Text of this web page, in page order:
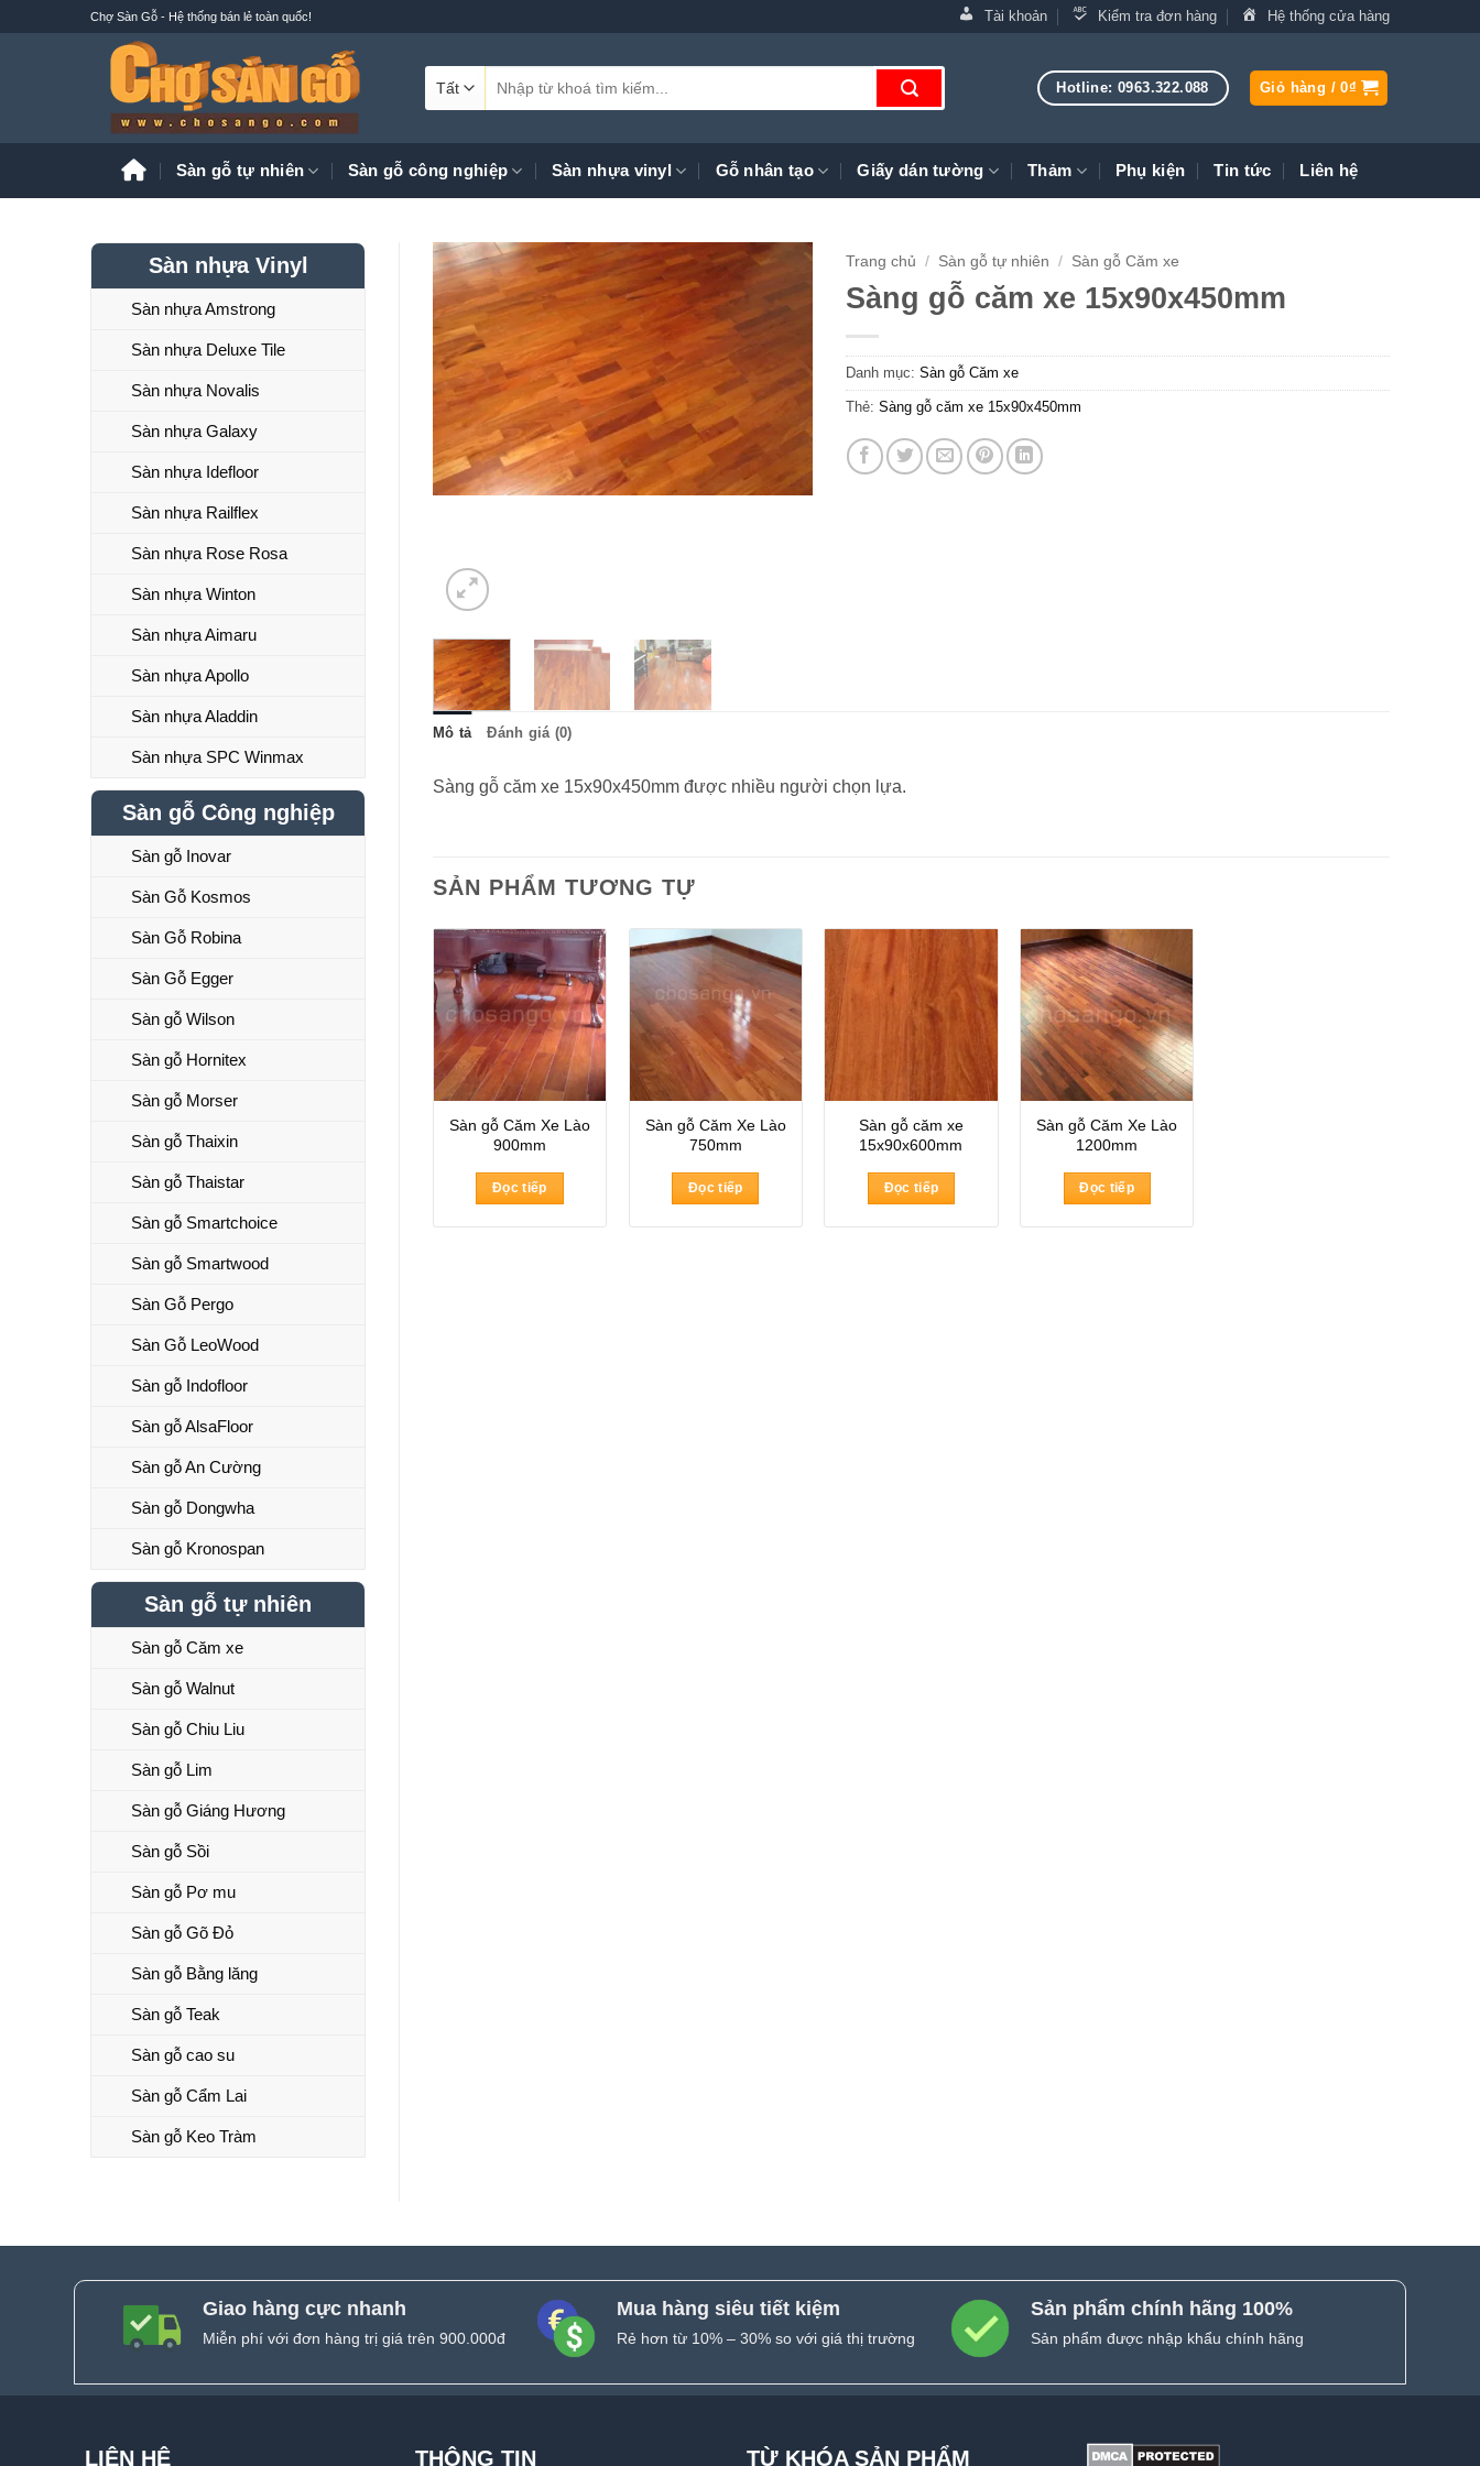
Chợ Sàn Gỗ - Hệ thống bán lẻ toàn quốc! Tài khoản Kiểm tra đơn hàng Hệ thống cửa hàng
kiếm:
Hotline: 0963.322.088 Giỏ hàng /0₫
Sàn gỗ tự nhiên Sàn gỗ công nghiệp Sàn nhựa vinyl Gỗ nhân tạo Giấy dán tường Thảm Phụ kiện Tin tức Liên hệ
Sàn nhựa Vinyl
Sàn nhựa Amstrong
Sàn nhựa Deluxe Tile
Sàn nhựa Novalis
Sàn nhựa Galaxy
Sàn nhựa Idefloor
Sàn nhựa Railflex
Sàn nhựa Rose Rosa
Sàn nhựa Winton
Sàn nhựa Aimaru
Sàn nhựa Apollo
Sàn nhựa Aladdin
Sàn nhựa SPC Winmax
Sàn gỗ Công nghiệp
Sàn gỗ Inovar
Sàn Gỗ Kosmos
Sàn Gỗ Robina
Sàn Gỗ Egger
Sàn gỗ Wilson
Sàn gỗ Hornitex
Sàn gỗ Morser
Sàn gỗ Thaixin
Sàn gỗ Thaistar
Sàn gỗ Smartchoice
Sàn gỗ Smartwood
Sàn Gỗ Pergo
Sàn Gỗ LeoWood
Sàn gỗ Indofloor
Sàn gỗ AlsaFloor
Sàn gỗ An Cường
Sàn gỗ Dongwha
Sàn gỗ Kronospan
Sàn gỗ tự nhiên
Sàn gỗ Căm xe
Sàn gỗ Walnut
Sàn gỗ Chiu Liu
Sàn gỗ Lim
Sàn gỗ Giáng Hương
Sàn gỗ Sồi
Sàn gỗ Pơ mu
Sàn gỗ Gõ Đỏ
Sàn gỗ Bằng lăng
Sàn gỗ Teak
Sàn gỗ cao su
Sàn gỗ Cẩm Lai
Sàn gỗ Keo Tràm
Trang chủ / Sàn gỗ tự nhiên / Sàn gỗ Căm xe
Sàng gỗ căm xe 15x90x450mm
Danh mục: Sàn gỗ Căm xe
Thẻ: Sàng gỗ căm xe 15x90x450mm
Mô tả Đánh giá (0)
Sàng gỗ căm xe 15x90x450mm được nhiều người chọn lựa.
SẢN PHẨM TƯƠNG TỰ
Sàn gỗ Căm Xe Lào
900mm
Đọc tiếp
Sàn gỗ Căm Xe Lào
750mm
Đọc tiếp
Sàn gỗ căm xe
15x90x600mm
Đọc tiếp
Sàn gỗ Căm Xe Lào
1200mm
Đọc tiếp
Giao hàng cực nhanh
Miễn phí với đơn hàng trị giá trên 900.000đ
Mua hàng siêu tiết kiệm
Rẻ hơn từ 10% – 30% so với giá thị trường
Sản phẩm chính hãng 100%
Sản phẩm được nhập khẩu chính hãng
LIÊN HỆ THÔNG TIN TỪ KHÓA SẢN PHẨM